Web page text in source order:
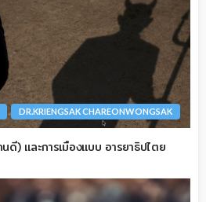
DR.KRIENGSAK CHAREONWONGSAK
ดี) และการเมืองแบบ อารยาธิปไตย